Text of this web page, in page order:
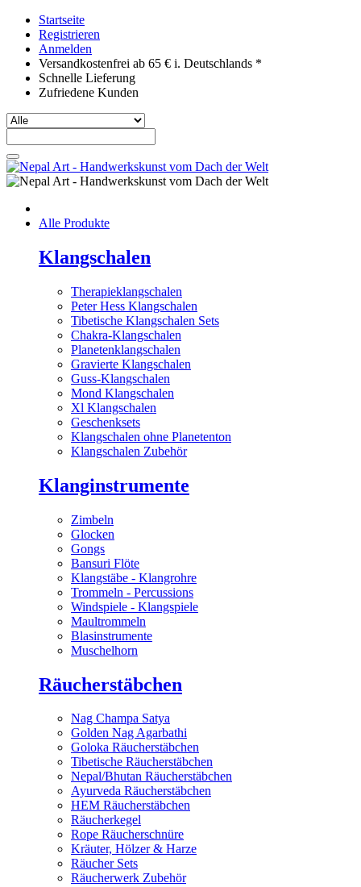
Startseite
Registrieren
Anmelden
Versandkostenfrei ab 65 € i. Deutschlands *
Schnelle Lieferung
Zufriedene Kunden
Alle Produkte
Klangschalen
Therapieklangschalen
Peter Hess Klangschalen
Tibetische Klangschalen Sets
Chakra-Klangschalen
Planetenklangschalen
Gravierte Klangschalen
Guss-Klangschalen
Mond Klangschalen
Xl Klangschalen
Geschenksets
Klangschalen ohne Planetenton
Klangschalen Zubehör
Klanginstrumente
Zimbeln
Glocken
Gongs
Bansuri Flöte
Klangstäbe - Klangrohre
Trommeln - Percussions
Windspiele - Klangspiele
Maultrommeln
Blasinstrumente
Muschelhorn
Räucherstäbchen
Nag Champa Satya
Golden Nag Agarbathi
Goloka Räucherstäbchen
Tibetische Räucherstäbchen
Nepal/Bhutan Räucherstäbchen
Ayurveda Räucherstäbchen
HEM Räucherstäbchen
Räucherkegel
Rope Räucherschnüre
Kräuter, Hölzer & Harze
Räucher Sets
Räucherwerk Zubehör